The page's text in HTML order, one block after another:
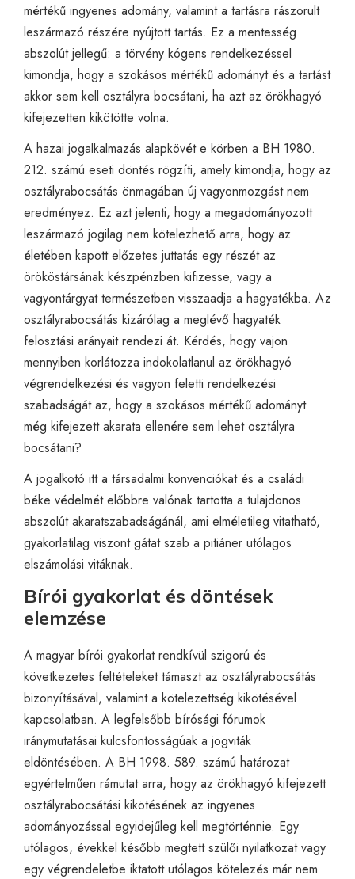
mértékű ingyenes adomány, valamint a tartásra rászorult
leszármazó részére nyújtott tartás. Ez a mentesség
abszolút jellegű: a törvény kógens rendelkezéssel
kimondja, hogy a szokásos mértékű adományt és a tartást
akkor sem kell osztályra bocsátani, ha azt az örökhagyó
kifejezetten kikötötte volna.
A hazai jogalkalmazás alapkövét e körben a BH 1980.
212. számú eseti döntés rögzíti, amely kimondja, hogy az
osztályrabocsátás önmagában új vagyonmozgást nem
eredményez. Ez azt jelenti, hogy a megadományozott
leszármazó jogilag nem kötelezhető arra, hogy az
életében kapott előzetes juttatás egy részét az
örököstársának készpénzben kifizesse, vagy a
vagyontárgyat természetben visszaadja a hagyatékba. Az
osztályrabocsátás kizárólag a meglévő hagyaték
felosztási arányait rendezi át. Kérdés, hogy vajon
mennyiben korlátozza indokolatlanul az örökhagyó
végrendelkezési és vagyon feletti rendelkezési
szabadságát az, hogy a szokásos mértékű adományt
még kifejezett akarata ellenére sem lehet osztályra
bocsátani?
A jogalkotó itt a társadalmi konvenciókat és a családi
béke védelmét előbbre valónak tartotta a tulajdonos
abszolút akaratszabadságánál, ami elméletileg vitatható,
gyakorlatilag viszont gátat szab a pitiáner utólagos
elszámolási vitáknak.
Bírói gyakorlat és döntések
elemzése
A magyar bírói gyakorlat rendkívül szigorú és
következetes feltételeket támaszt az osztályrabocsátás
bizonyításával, valamint a kötelezettség kikötésével
kapcsolatban. A legfelsőbb bírósági fórumok
iránymutatásai kulcsfontosságúak a jogviták
eldöntésében. A BH 1998. 589. számú határozat
egyértelműen rámutat arra, hogy az örökhagyó kifejezett
osztályrabocsátási kikötésének az ingyenes
adományozással egyidejűleg kell megtörténnie. Egy
utólagos, évekkel később megtett szülői nyilatkozat vagy
egy végrendeletbe iktatott utólagos kötelezés már nem